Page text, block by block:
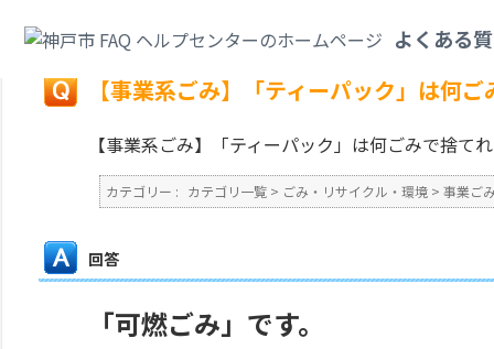
よくある
戻る
【事業系ごみ】「ティーパック」は何
【事業系ごみ】「ティーパック」は何ごみで捨て
カテゴリー : カテゴリ一覧 > ごみ・リサイクル・環境 > 事業ご
回答
「可燃ごみ」です。